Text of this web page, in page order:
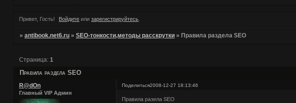
Привет, Гость! Войдите илизарегистрируйтесь
» antibook.net6.ru » SEO-тонкости,методы расскрутки » Правила раздела SEO
Правила раздела SEO
Страница: 1
Поделиться2008-12-27 18:13:46
R@dOn
Главный VIP Админ
Правила разела SEO